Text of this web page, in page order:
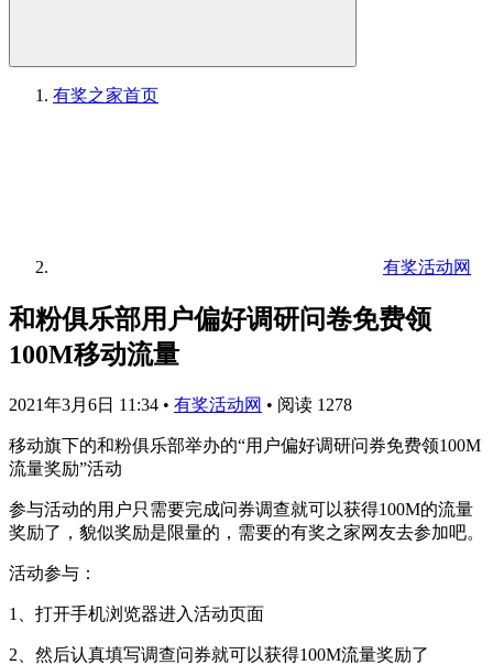
有奖之家首页
有奖活动网
和粉俱乐部用户偏好调研问卷免费领
100M移动流量
2021年3月6日 11:34 • 有奖活动网 • 阅读 1278
移动旗下的和粉俱乐部举办的“用户偏好调研问券免费领100M
流量奖励”活动
参与活动的用户只需要完成问券调查就可以获得100M的流量
奖励了，貌似奖励是限量的，需要的有奖之家网友去参加吧。
活动参与：
1、打开手机浏览器进入活动页面
2、然后认真填写调查问券就可以获得100M流量奖励了